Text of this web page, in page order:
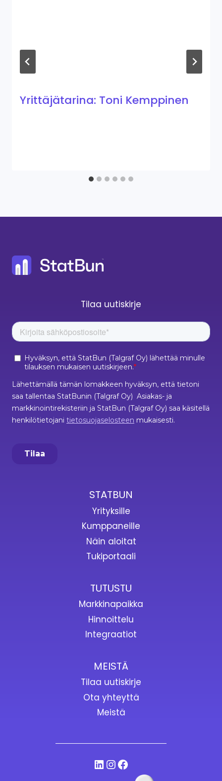
Yrittäjätarina: Toni Kemppinen
Tilaa uutiskirje
STATBUN
Yrityksille
Kumppaneille
Näin aloitat
Tukiportaali
TUTUSTU
Markkinapaikka
Hinnoittelu
Integraatiot
MEISTÄ
Tilaa uutiskirje
Ota yhteyttä
Meistä
LinkedIn
Instagram
Facebook